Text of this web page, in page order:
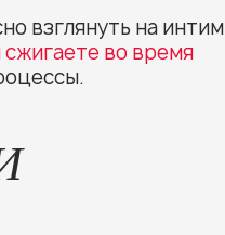
взглянуть на интим
во время